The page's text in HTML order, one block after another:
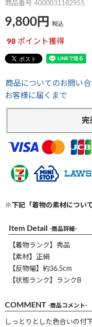
商品番号 4000031182955
9,800 税込
98 ポイント獲得
商品についてのお問い
お客様に届くまで
完
※下記「着物の素材につい
Item Detail -商品詳細-
【着物ランク】秀品
【素材】正絹
【反物幅】約36.5cm
【状態ランク】ランクB
COMMENT -商品コメント-
しっとりとした色合いの付